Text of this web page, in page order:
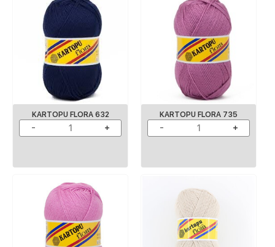
KARTOPU FLORA 632 KARTOPU FLORA 735